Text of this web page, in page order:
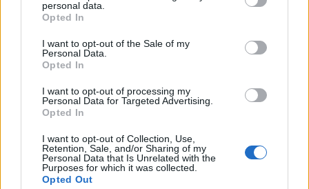
personal data.
Opted In
I want to opt-out of the Sale of my
Personal Data.
Opted In
I want to opt-out of processing my
Personal Data for Targeted Advertising.
Opted In
I want to opt-out of Collection, Use,
Retention, Sale, and/or Sharing of my
Personal Data that Is Unrelated with the
Purposes for which it was collected.
Opted Out
együttműködési lehetőségekről egyeztettek 2013. január 7-
Minisztérium parlamenti államtitkára és Németh Szilárd
országgyűlési képviselő megerősítették: a két...
KEDVES OLVASÓNK!
A keresett cikk a portfolio.hu hírarchívumához
tartozik, melynek olvasása előfizetéses
regisztrációhoz kötött.